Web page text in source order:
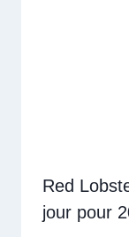
Red
jour pour